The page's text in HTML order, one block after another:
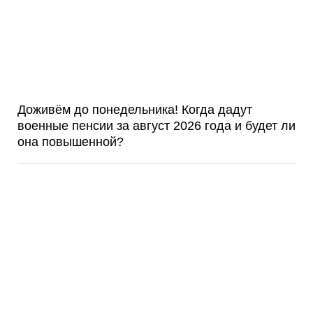
Доживём до понедельника! Когда дадут
военные пенсии за август 2026 года и будет ли
она повышенной?